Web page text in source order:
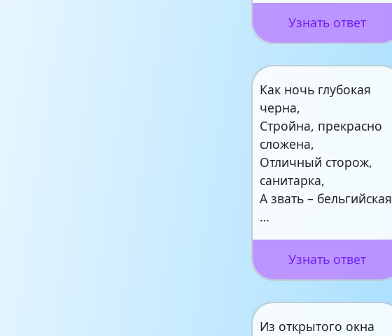
Узнать ответ
Как ночь глубокая
черна,
Стройна, прекрасно
сложена,
Отличный сторож,
санитарка,
А звать – бельгийская
…
Узнать ответ
Из открытого окна